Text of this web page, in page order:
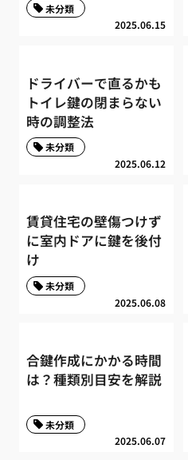
2025.06.15
未分類
ドライバーで直るかも
トイレ鍵の閉まらない
時の調整法
2025.06.12
未分類
賃貸住宅の壁傷つけず
に室内ドアに鍵を後付
け
2025.06.08
未分類
合鍵作成にかかる時間
は？種類別目安を解説
2025.06.07
未分類